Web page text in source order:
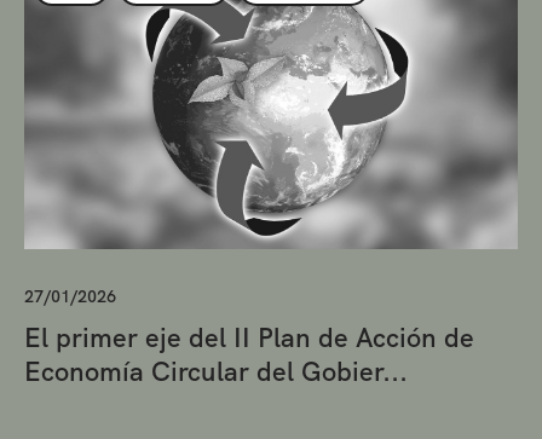
27/01/2026
El primer eje del II Plan de Acción de
Economía Circular del Gobier...